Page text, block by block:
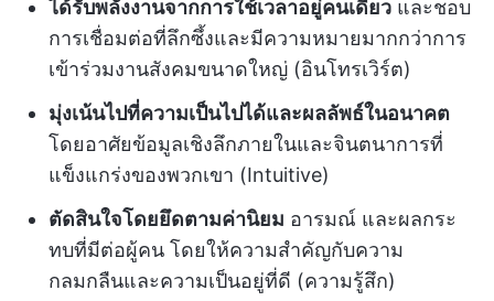
ได้รับพลังงานจากการใช้เวลาอยู่คนเดียว และชอบ
การเชื่อมต่อที่ลึกซึ้งและมีความหมายมากกว่าการ
เข้าร่วมงานสังคมขนาดใหญ่ (อินโทรเวิร์ต)
มุ่งเน้นไปที่ความเป็นไปได้และผลลัพธ์ในอนาคต
โดยอาศัยข้อมูลเชิงลึกภายในและจินตนาการที่
แข็งแกร่งของพวกเขา (Intuitive)
ตัดสินใจโดยยึดตามค่านิยม อารมณ์ และผลกระ
ทบที่มีต่อผู้คน โดยให้ความสำคัญกับความ
กลมกลืนและความเป็นอยู่ที่ดี (ความรู้สึก)